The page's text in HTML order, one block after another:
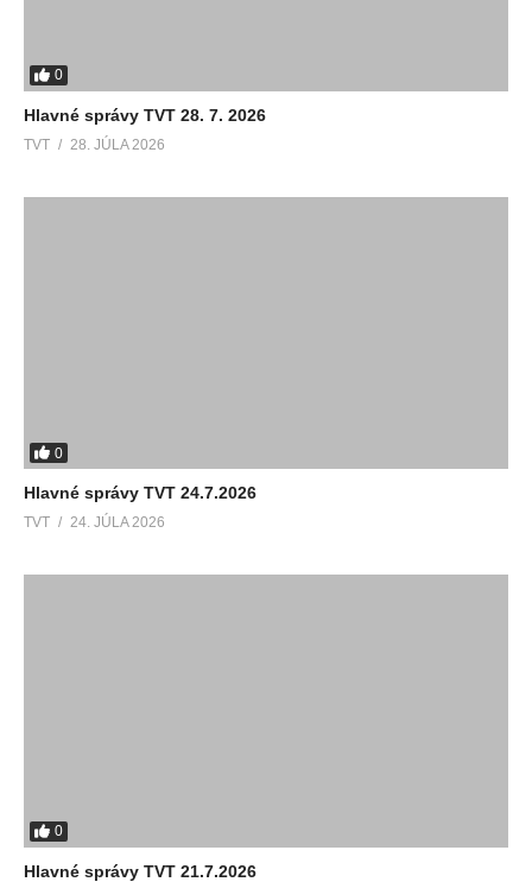
0
Hlavné správy TVT 28. 7. 2026
TVT 28. JÚLA 2026
0
Hlavné správy TVT 24.7.2026
TVT 24. JÚLA 2026
0
Hlavné správy TVT 21.7.2026